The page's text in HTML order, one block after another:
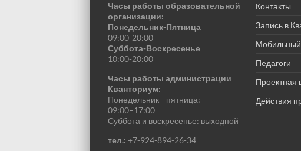
Часы работы образовательной
организации:
Понедельник-Пятница
09:00-20:00
Суббота-Воскресенье
10:00-20:00
Часы работы администрации
Кванториум:
Понедельник—пятница:
09:00–17:00
Суббота и воскресенье: выходной
тел.: +7-924-894-26-34
Контакты
Запись в
Мобильный
Педагоги
Проектная
Действия